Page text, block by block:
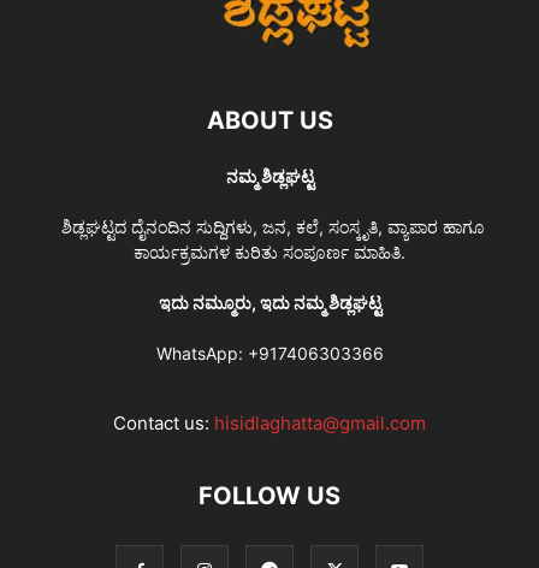
ABOUT US
ನಮ್ಮ ಶಿಡ್ಲಘಟ್ಟ
ಶಿಡ್ಲಘಟ್ಟದ ದೈನಂದಿನ ಸುದ್ದಿಗಳು, ಜನ, ಕಲೆ, ಸಂಸ್ಕೃತಿ, ವ್ಯಾಪಾರ ಹಾಗೂ
ಕಾರ್ಯಕ್ರಮಗಳ ಕುರಿತು ಸಂಪೂರ್ಣ ಮಾಹಿತಿ.
ಇದು ನಮ್ಮೂರು, ಇದು ನಮ್ಮ ಶಿಡ್ಲಘಟ್ಟ
WhatsApp: +917406303366
Contact us: hisidlaghatta@gmail.com
FOLLOW US